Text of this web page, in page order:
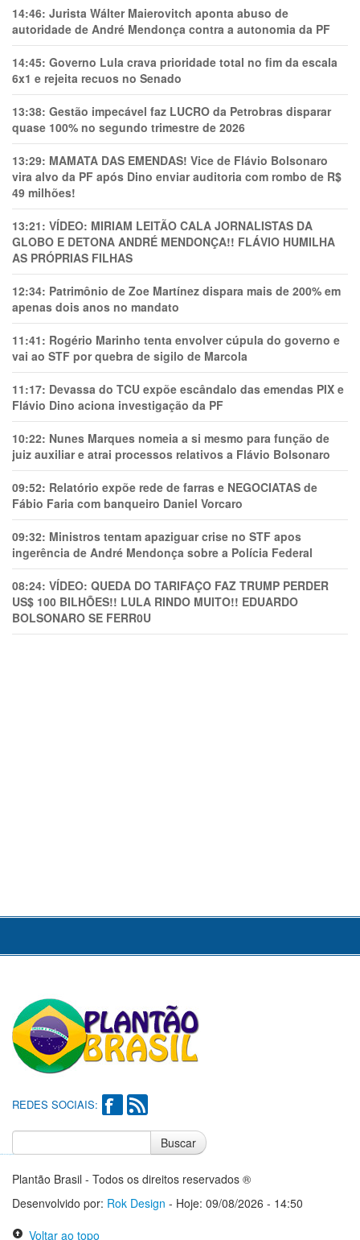
14:46: Jurista Wálter Maierovitch aponta abuso de
autoridade de André Mendonça contra a autonomia da PF
14:45: Governo Lula crava prioridade total no fim da escala
6x1 e rejeita recuos no Senado
13:38: Gestão impecável faz LUCRO da Petrobras disparar
quase 100% no segundo trimestre de 2026
13:29: MAMATA DAS EMENDAS! Vice de Flávio Bolsonaro
vira alvo da PF após Dino enviar auditoria com rombo de R$
49 milhões!
13:21: VÍDEO: MIRIAM LEITÃO CALA JORNALISTAS DA
GLOBO E DETONA ANDRÉ MENDONÇA!! FLÁVIO HUMILHA
AS PRÓPRIAS FILHAS
12:34: Patrimônio de Zoe Martínez dispara mais de 200% em
apenas dois anos no mandato
11:41: Rogério Marinho tenta envolver cúpula do governo e
vai ao STF por quebra de sigilo de Marcola
11:17: Devassa do TCU expõe escândalo das emendas PIX e
Flávio Dino aciona investigação da PF
10:22: Nunes Marques nomeia a si mesmo para função de
juiz auxiliar e atrai processos relativos a Flávio Bolsonaro
09:52: Relatório expõe rede de farras e NEGOCIATAS de
Fábio Faria com banqueiro Daniel Vorcaro
09:32: Ministros tentam apaziguar crise no STF apos
ingerência de André Mendonça sobre a Polícia Federal
08:24: VÍDEO: QUEDA DO TARIFAÇO FAZ TRUMP PERDER
US$ 100 BILHÕES!! LULA RINDO MUITO!! EDUARDO
BOLSONARO SE FERR0U
REDES SOCIAIS:
Buscar
Plantão Brasil - Todos os direitos reservados ®
Desenvolvido por: Rok Design - Hoje: 09/08/2026 - 14:50
Voltar ao topo